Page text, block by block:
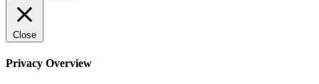
Close
Privacy Overview